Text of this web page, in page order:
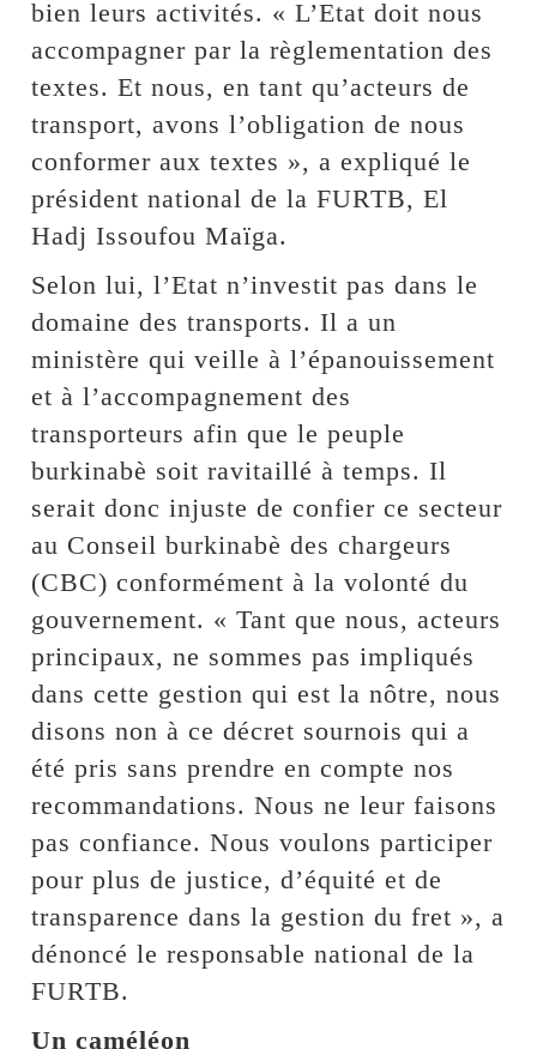
bien leurs activités. « L’Etat doit nous
accompagner par la règlementation des
textes. Et nous, en tant qu’acteurs de
transport, avons l’obligation de nous
conformer aux textes », a expliqué le
président national de la FURTB, El
Hadj Issoufou Maïga.
Selon lui, l’Etat n’investit pas dans le
domaine des transports. Il a un
ministère qui veille à l’épanouissement
et à l’accompagnement des
transporteurs afin que le peuple
burkinabè soit ravitaillé à temps. Il
serait donc injuste de confier ce secteur
au Conseil burkinabè des chargeurs
(CBC) conformément à la volonté du
gouvernement. « Tant que nous, acteurs
principaux, ne sommes pas impliqués
dans cette gestion qui est la nôtre, nous
disons non à ce décret sournois qui a
été pris sans prendre en compte nos
recommandations. Nous ne leur faisons
pas confiance. Nous voulons participer
pour plus de justice, d’équité et de
transparence dans la gestion du fret », a
dénoncé le responsable national de la
FURTB.
Un caméléon